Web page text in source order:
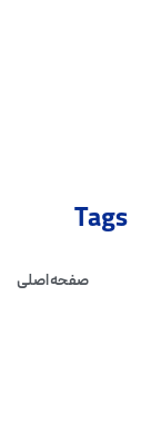
Tags
صفحه اصلی